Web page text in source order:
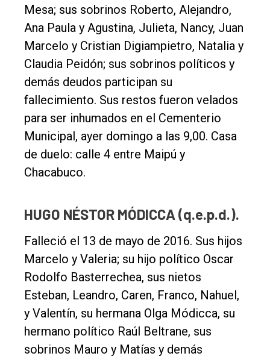
Mesa; sus sobrinos Roberto, Alejandro,
Ana Paula y Agustina, Julieta, Nancy, Juan
Marcelo y Cristian Digiampietro, Natalia y
Claudia Peidón; sus sobrinos políticos y
demás deudos participan su
fallecimiento. Sus restos fueron velados
para ser inhumados en el Cementerio
Municipal, ayer domingo a las 9,00. Casa
de duelo: calle 4 entre Maipú y
Chacabuco.
HUGO NÉSTOR MÓDICCA (q.e.p.d.).
Falleció el 13 de mayo de 2016. Sus hijos
Marcelo y Valeria; su hijo político Oscar
Rodolfo Basterrechea, sus nietos
Esteban, Leandro, Caren, Franco, Nahuel,
y Valentín, su hermana Olga Módicca, su
hermano político Raúl Beltrane, sus
sobrinos Mauro y Matías y demás